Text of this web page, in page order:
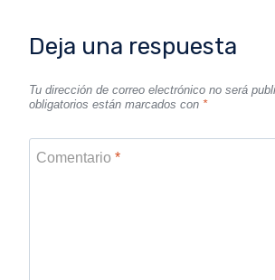
Deja una respuesta
Tu dirección de correo electrónico no será
obligatorios están marcados con *
Comentario *